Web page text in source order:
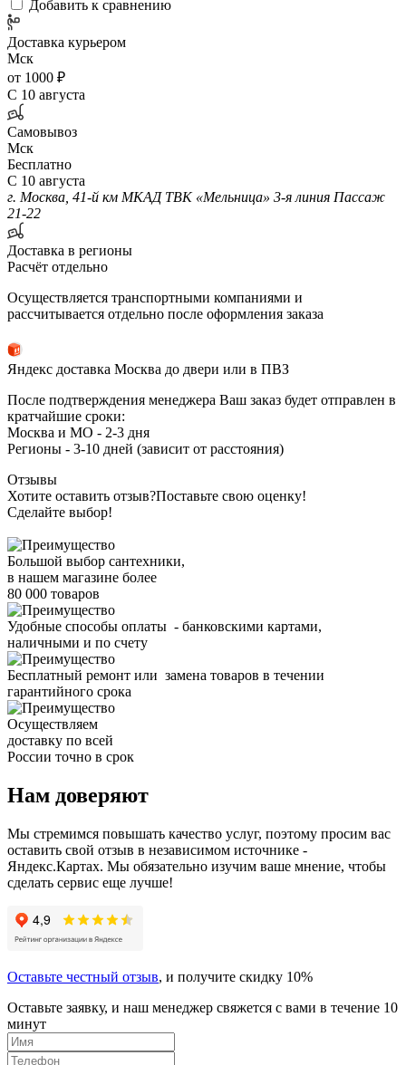
Добавить к сравнению
Доставка курьером
Мск
от 1000 ₽
С 10 августа
Самовывоз
Мск
Бесплатно
С 10 августа
г. Москва, 41-й км МКАД ТВК «Мельница» 3-я линия Пассаж
21-22
Доставка в регионы
Расчёт отдельно
Осуществляется транспортными компаниями и
рассчитывается отдельно после оформления заказа
Яндекс доставка Москва до двери или в ПВЗ
После подтверждения менеджера Ваш заказ будет отправлен в
кратчайшие сроки:
Москва и МО - 2-3 дня
Регионы - 3-10 дней (зависит от расстояния)
Отзывы
Хотите оставить отзыв?Поставьте свою оценку!
Сделайте выбор!
Большой выбор сантехники,
в нашем магазине более
80 000 товаров
Удобные способы оплаты - банковскими картами,
наличными и по счету
Бесплатный ремонт или замена товаров в течении
гарантийного срока
Осуществляем
доставку по всей
России точно в срок
Нам доверяют
Мы стремимся повышать качество услуг, поэтому просим вас
оставить свой отзыв в независимом источнике -
Яндекс.Картах. Мы обязательно изучим ваше мнение, чтобы
сделать сервис еще лучше!
Оставьте честный отзыв, и получите скидку 10%
Оставьте заявку, и наш менеджер свяжется с вами в течение 10
минут